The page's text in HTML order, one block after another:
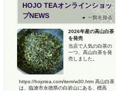
HOJO TEAオンラインショッ
プNEWS
2026年産の高山白茶
を発売
当店で人気の白茶の
一つ、高山白茶を発
売しました。
https://hojotea.com/item/w30.htm 高山白茶
は、臨滄市永徳県の白岩山にある、標高